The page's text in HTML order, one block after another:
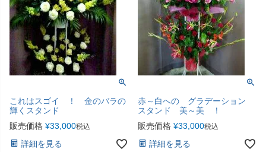
これはスゴイ ！ 金のバラの
輝くスタンド
販売価格 ¥33,000税込
詳細を見る
赤～白への グラデーション
スタンド 美～美 ！
販売価格 ¥33,000税込
詳細を見る